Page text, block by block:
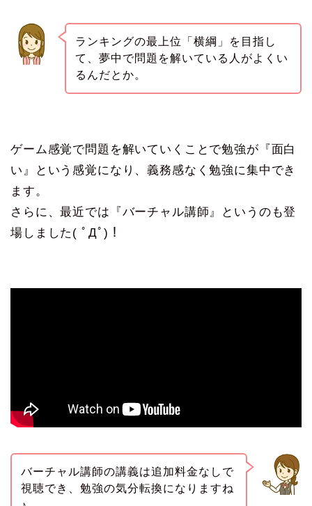
ランキングの最上位「横綱」を目指し
て、夢中で問題を解いている人がよくい
るんだとか。
ゲーム感覚で問題を解いていくことで勉強が『面白
い』という感覚になり、義務感なく勉強に集中でき
ます。
さらに、最近では『バーチャル講師』というのも登
場しました( ﾟДﾟ)！
バーチャル講師の講義は追加料金なしで
視聴でき、勉強の気分転換になりますね